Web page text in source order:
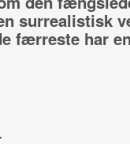
surrealistisk
færreste har